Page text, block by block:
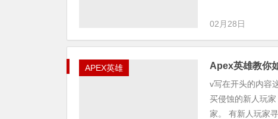
02月28日
APEX英雄 Apex英雄教你
v写在开头的内容
买侵蚀的新人玩
家。 有新人玩家